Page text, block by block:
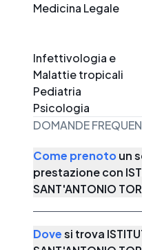
Medicina Legale
Infettivologia e
Malattie tropicali
Pediatria
Psicologia
DOMANDE
Come prenotoun
prestazione con
SANT'ANTONIO
Dovesi trova